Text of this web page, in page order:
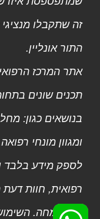
זה שתקבלו
התור אונליין.
אתר המרכז
תכנים שונים
בנושאים כגון:
ומגוון מונחי
לספק מידע בלבד
רפואית, חוות
עם מומחה.